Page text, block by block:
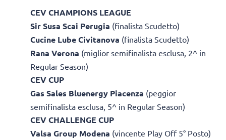
CEV CHAMPIONS LEAGUE
Sir Susa Scai Perugia (finalista Scudetto)
Cucine Lube Civitanova (finalista Scudetto)
Rana Verona (miglior semifinalista esclusa, 2^ in
Regular Season)
CEV CUP
Gas Sales Bluenergy Piacenza (peggior
semifinalista esclusa, 5^ in Regular Season)
CEV CHALLENGE CUP
Valsa Group Modena (vincente Play Off 5° Posto)